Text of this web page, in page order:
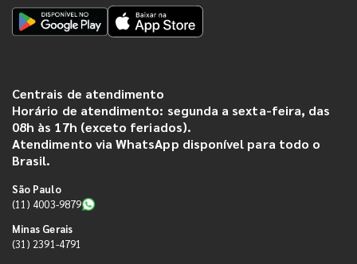
Centrais de atendimento
Horário de atendimento: segunda a sexta-feira, das
08h às 17h (exceto feriados).
Atendimento via WhatsApp disponível para todo o
Brasil.
São Paulo
(11) 4003-9879
Minas Gerais
(31) 2391-4791